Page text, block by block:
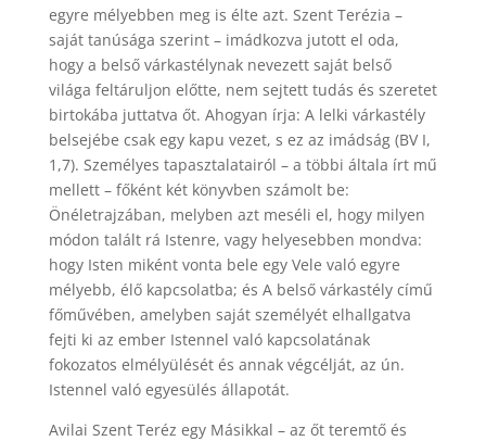
egyre mélyebben meg is élte azt. Szent Terézia –
saját tanúsága szerint – imádkozva jutott el oda,
hogy a belső várkastélynak nevezett saját belső
világa feltáruljon előtte, nem sejtett tudás és szeretet
birtokába juttatva őt. Ahogyan írja: A lelki várkastély
belsejébe csak egy kapu vezet, s ez az imádság (BV I,
1,7). Személyes tapasztalatairól – a többi általa írt mű
mellett – főként két könyvben számolt be:
Önéletrajzában, melyben azt meséli el, hogy milyen
módon talált rá Istenre, vagy helyesebben mondva:
hogy Isten miként vonta bele egy Vele való egyre
mélyebb, élő kapcsolatba; és A belső várkastély című
főművében, amelyben saját személyét elhallgatva
fejti ki az ember Istennel való kapcsolatának
fokozatos elmélyülését és annak végcélját, az ún.
Istennel való egyesülés állapotát.
Avilai Szent Teréz egy Másikkal – az őt teremtő és